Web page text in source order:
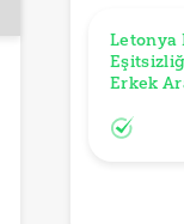
Letonya
Erkek